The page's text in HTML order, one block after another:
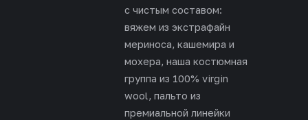
с чистым составом:
вяжем из экстрафайн
мериноса, кашемира и
мохера, наша костюмная
группа из 100% virgin
wool, пальто из
премиальной линейки